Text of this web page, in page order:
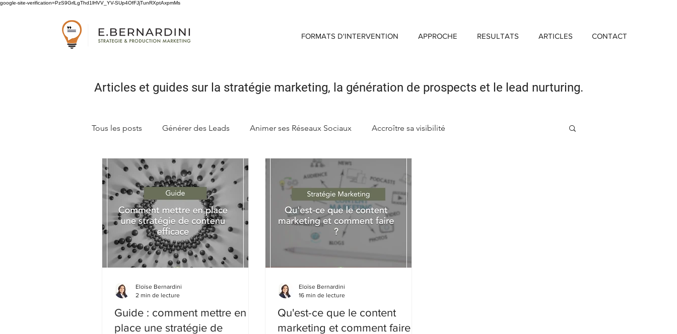
google-site-verification=PzS9GrlLgThd1lHVV_YV-SUp4OfFJjTunRXptAxpmMs
FORMATS D'INTERVENTION APPROCHE RESULTATS ARTICLES CONTACT
Articles et guides surla stratégie marketing, la génération de prospects et le lead nurturing.
Tous les posts Générer des Leads Animer ses Réseaux Sociaux Accroître sa visibilité
Concevoir sa stratégie marketing Créer sa Marque d'enseigne
Guide : comment mettre en
place une stratégie de
Eloïse Bernardini
2 min de lecture
Qu'est-ce que le content
marketing et comment faire ?
Eloïse Bernardini
16 min de lecture